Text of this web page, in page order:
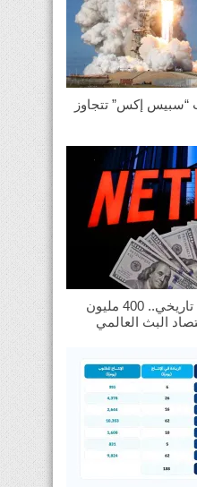
“سبيس إكس” تتجاوز
نتفليكس على أعتاب رقم تاريخي.. 400 مليون
البث العالمي